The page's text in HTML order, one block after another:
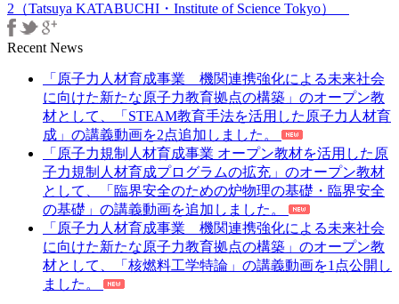
教
拠
の
構
築」
の
オ
ー
プ
ン
教
材
と
し
2（Tatsuya KATABUCHI・Institute of Science Tokyo）
Recent News
「原子力人材育成事業 機関連携強化による未来社会
に向けた新たな原子力教育拠点の構築」のオープン教
材として、「STEAM教育手法を活用した原子力人材育
成」の講義動画を2点追加しました。
「原子力規制人材育成事業 オープン教材を活用した原
子力規制人材育成プログラムの拡充」のオープン教材
として、「臨界安全のための炉物理の基礎・臨界安全
の基礎」の講義動画を追加しました。
「原子力人材育成事業 機関連携強化による未来社会
に向けた新たな原子力教育拠点の構築」のオープン教
材として、「核燃料工学特論」の講義動画を1点公開し
ました。